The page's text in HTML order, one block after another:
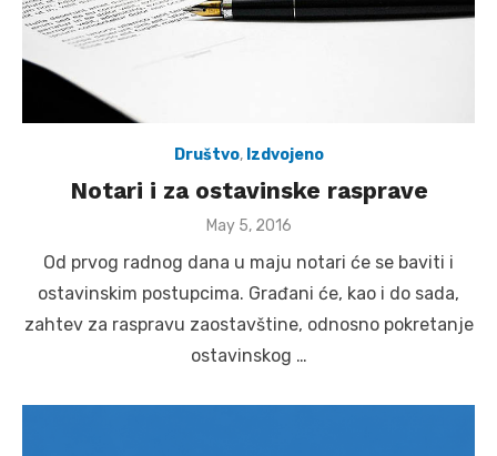
Društvo, Izdvojeno
Notari i za ostavinske rasprave
Posted
May 5, 2016
Od prvog radnog dana u maju notari će se baviti i
ostavinskim postupcima. Građani će, kao i do sada,
zahtev za raspravu zaostavštine, odnosno pokretanje
ostavinskog …